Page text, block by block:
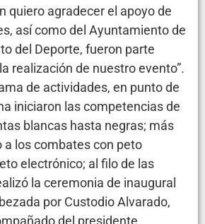
quiero agradecer el apoyo de
así como del Ayuntamiento de
del Deporte, fueron parte
realización de nuestro evento”.
de actividades, en punto de
iniciaron las competencias de
blancas hasta negras; más
a los combates con peto
electrónico; al filo de las
la ceremonia de inaugural
por Custodio Alvarado,
del presidente